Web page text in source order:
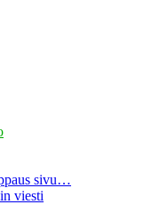
sivu…
viesti